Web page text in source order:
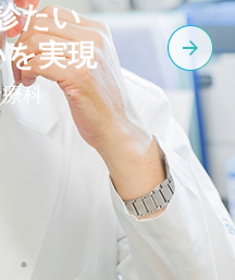
たい
実現
科